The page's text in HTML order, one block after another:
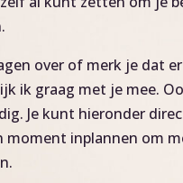
over of merk je dat
ik graag met je mee.
Je kunt hieronder
moment inplannen om